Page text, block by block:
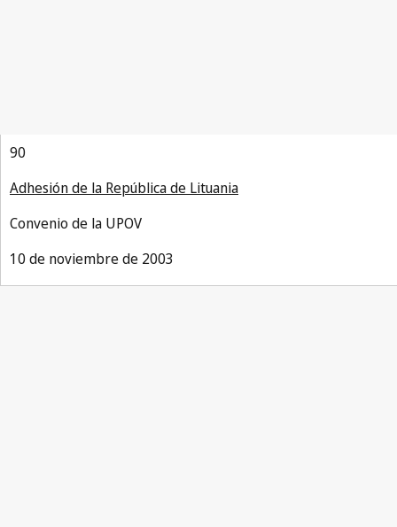
90
Adhesión de la República de Lituania
Convenio de la UPOV
10 de noviembre de 2003